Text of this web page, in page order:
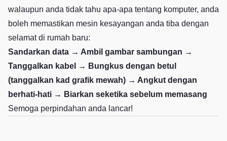
walaupun anda tidak tahu apa-apa tentang komputer, anda
boleh memastikan mesin kesayangan anda tiba dengan
selamat di rumah baru:
Sandarkan data → Ambil gambar sambungan →
Tanggalkan kabel → Bungkus dengan betul
(tanggalkan kad grafik mewah) → Angkut dengan
berhati-hati → Biarkan seketika sebelum memasang
Semoga perpindahan anda lancar!